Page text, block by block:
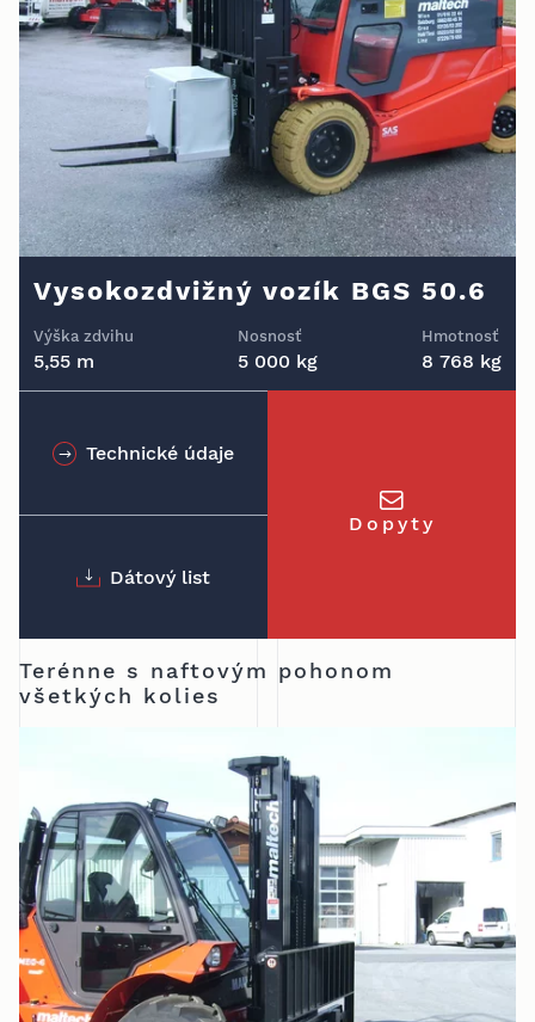
Vysokozdvižný vozík BGS 50.6
Výška zdvihu
5,55 m
Nosnosť
5 000 kg
Hmotnosť
8 768 kg
Technické údaje
Dátový list
Dopyty
Terénne s naftovým pohonom
všetkých kolies